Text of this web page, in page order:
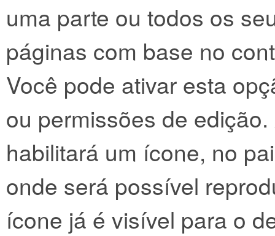
uma parte ou todos os
páginas com base no
Você pode ativar esta
ou permissões de
habilitará um ícone, no
onde será possível
ícone já é visível para o